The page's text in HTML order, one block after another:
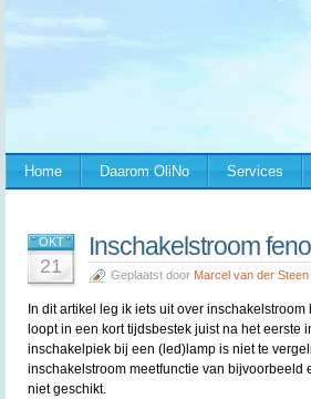
Home Daarom OliNo Services
OKT
21
Inschakelstroom
Geplaatst door Marcel van der Steen
In dit artikel leg ik iets uit over
loopt in een kort tijdsbestek juist na het eerste
inschakelpiek bij een (led)lamp is niet te
inschakelstroom meetfunctie van bijvoorbeeld
niet geschikt.